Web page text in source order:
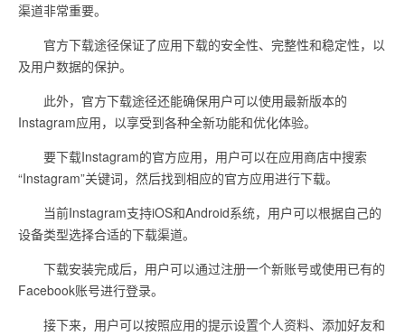
渠道非常重要。
官方下载途径保证了应用下载的安全性、完整性和稳定性，以
及用户数据的保护。
此外，官方下载途径还能确保用户可以使用最新版本的
Instagram应用，以享受到各种全新功能和优化体验。
要下载Instagram的官方应用，用户可以在应用商店中搜索
“Instagram”关键词，然后找到相应的官方应用进行下载。
当前Instagram支持iOS和Android系统，用户可以根据自己的
设备类型选择合适的下载渠道。
下载安装完成后，用户可以通过注册一个新账号或使用已有的
Facebook账号进行登录。
接下来，用户可以按照应用的提示设置个人资料、添加好友和